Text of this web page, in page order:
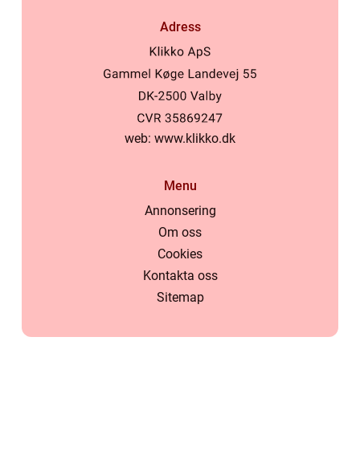
Adress
web: www.klikko.dk
Menu
Annonsering
Om oss
Cookies
Kontakta oss
Sitemap